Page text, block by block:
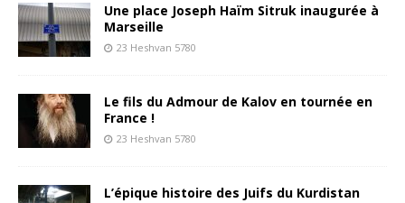
Une place Joseph Haïm Sitruk inaugurée à
Marseille
23 Heshvan 5780
Le fils du Admour de Kalov en tournée en
France !
23 Heshvan 5780
L’épique histoire des Juifs du Kurdistan